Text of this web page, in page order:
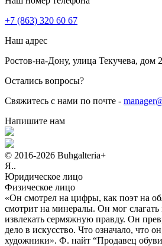
+7 (863) 320 60 67
Наш адрес
Ростов-на-Дону, улица Текучева, дом
Остались вопросы?
Свяжитесь с нами по почте -
Напишите нам
© 2016-2026 Buhgalteria+
Я..
Юридическое лицо
Физическое лицо
«Он смотрел на цифры, как поэт на
смотрит на минералы. Он мог
извлекать сермяжную правду. Он
дело в искусство. Что означало, что
художники». Ф. найт “Продавец